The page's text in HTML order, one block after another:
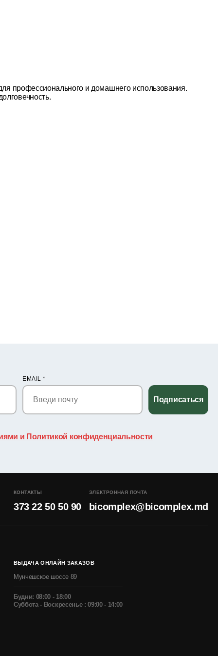
профессионального и домашнего использования.
EMAIL*
Подписаться
и Политикой конфиденциальности
КОНТАКТЫ
373 22 50 50 90
ЭЛЕКТРОННАЯ ПОЧТА
bicomplex@bicomplex.md
ВЫДАЧА ОНЛАЙН ЗАКАЗОВ
Мунчешское шоссе 89
Будни: 08:00 - 18:00
Суббота - Воскресенье : 09:00 - 14:00